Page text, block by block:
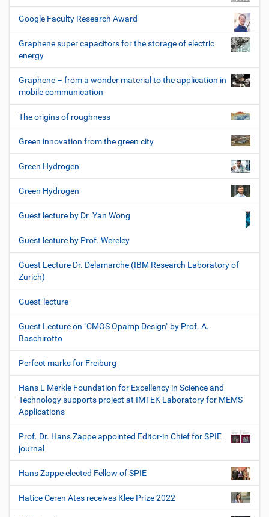
Google Faculty Research Award
Graphene super capacitors for the storage of electric
energy
Graphene – from a wonder material to the application in
mobile communication
The origins of roughness
Green innovation from the green city
Green Hydrogen
Green Hydrogen
Guest lecture by Dr. Yan Wong
Guest lecture by Prof. Wereley
Guest Lecture Dr. Delamarche (IBM Research Laboratory of
Zurich)
Guest-lecture
Guest Lecture on "CMOS Opamp Design" by Prof. A.
Baschirotto
Perfect marks for Freiburg
Hans L Merkle Foundation for Excellency in Science and
Technology supports project at IMTEK Laboratory for MEMS
Applications
Prof. Dr. Hans Zappe appointed Editor-in Chief for SPIE
journal
Hans Zappe elected Fellow of SPIE
Hatice Ceren Ates receives Klee Prize 2022